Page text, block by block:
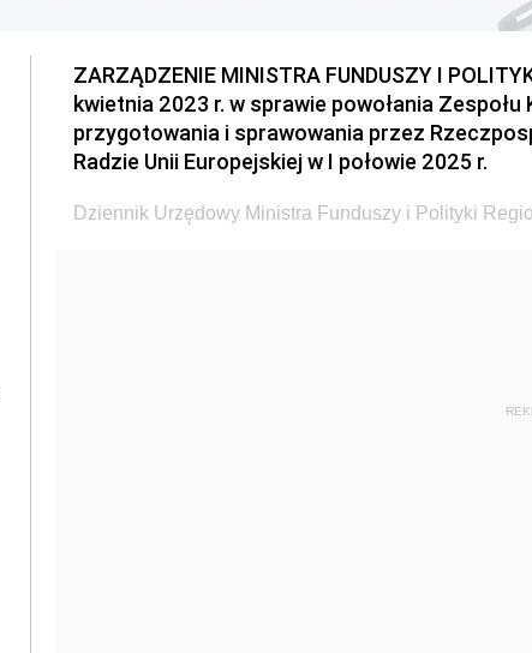
ZARZĄDZENIE MINISTRA FUNDUSZY I
kwietnia 2023 r. w sprawie powołania
przygotowania i sprawowania przez
Radzie Unii Europejskiej w I połowie 2025 r.
Dziennik Urzędowy Ministra Funduszy i Polityki